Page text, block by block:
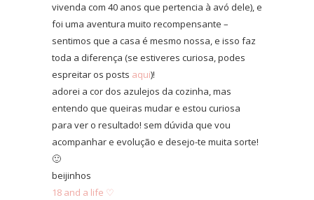
vivenda com 40 anos que pertencia à avó dele), e
foi uma aventura muito recompensante –
sentimos que a casa é mesmo nossa, e isso faz
toda a diferença (se estiveres curiosa, podes
espreitar os posts aqui)!
adorei a cor dos azulejos da cozinha, mas
entendo que queiras mudar e estou curiosa
para ver o resultado! sem dúvida que vou
acompanhar e evolução e desejo-te muita sorte!
🙂
beijinhos
18 and a life ♡